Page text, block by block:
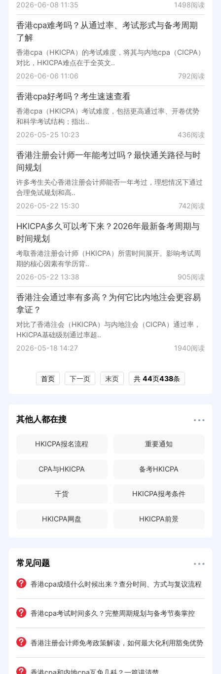
2026-06-08 11:35
1498阅读
香港cpa难考吗？从通过率、考试形式与备考周期
了解
香港cpa（HKICPA）的考试难度，将其与内地cpa（CICPA）
对比，HKICPA难点在于全英文..
2026-06-06 11:06
792阅读
香港cpa好考吗？考生速速查看
香港cpa（HKICPA）考试难度，包括更高通过率、开卷优势
和科学考试结构；指出..
2026-05-25 10:23
436阅读
香港注册会计师一年能考过吗？最快通关路径与时
间规划
许多考生关心香港注册会计师能否一年考过，理想情况下通过
合理免试规划和高..
2026-05-22 15:30
742阅读
HKICPA多久可以考下来？2026年最新备考周期与
时间规划
考取香港注册会计师（HKICPA）所需时间展开。影响考试周
期的核心因素有学历背..
2026-05-22 13:38
905阅读
香港注会通过率有多高？为何它比内地注会更容易
拿证？
对比了香港注会（HKICPA）与内地注会（CICPA）通过率，
HKICPA基础级别通过率超..
2026-05-18 14:27
1940阅读
首页 下一页 末页 共 44页438条
其他人都在搜
HKICPA报名流程 重要通知
CPA与HKICPA 备考HKICPA
干货 HKICPA报考条件
HKICPA网盘 HKICPA前景
常见问题
香港cpa成绩什么时候出来？查分时间、方式与复议流程
香港cpa考试时间多久？完整周期规划与备考节奏掌控
香港注册会计师免考政策解读，如何最大化利用豁免优势
香港cpa和内地cpa互免几科？一篇讲清楚